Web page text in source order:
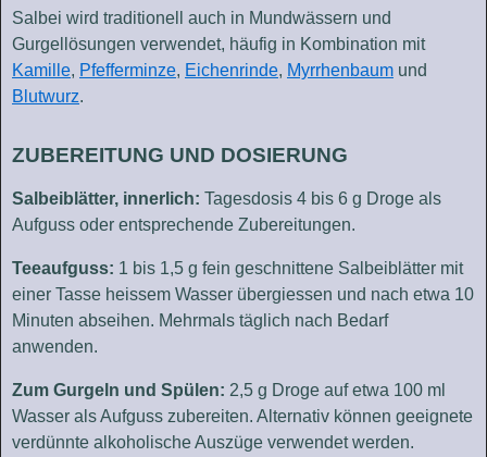
Salbei wird traditionell auch in Mundwässern und
Gurgellösungen verwendet, häufig in Kombination mit
Kamille, Pfefferminze, Eichenrinde, Myrrhenbaum und
Blutwurz.
ZUBEREITUNG UND DOSIERUNG
Salbeiblätter, innerlich: Tagesdosis 4 bis 6 g Droge als
Aufguss oder entsprechende Zubereitungen.
Teeaufguss: 1 bis 1,5 g fein geschnittene Salbeiblätter mit
einer Tasse heissem Wasser übergiessen und nach etwa 10
Minuten abseihen. Mehrmals täglich nach Bedarf
anwenden.
Zum Gurgeln und Spülen: 2,5 g Droge auf etwa 100 ml
Wasser als Aufguss zubereiten. Alternativ können geeignete
verdünnte alkoholische Auszüge verwendet werden.